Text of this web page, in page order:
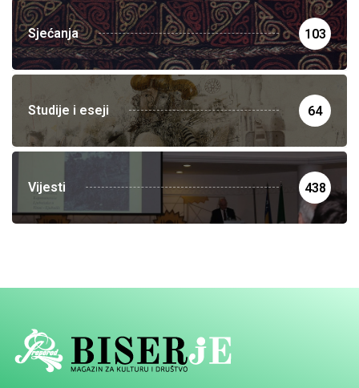
Sjećanja 103
Studije i eseji 64
Vijesti 438